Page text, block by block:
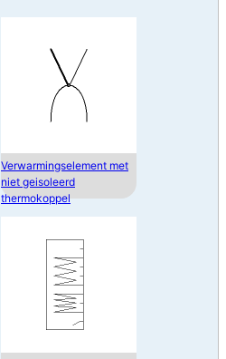
Verwarmingselement met
niet geisoleerd
thermokoppel